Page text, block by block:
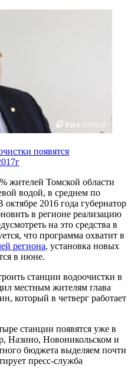
появятся
жителей Томской области
водой, в среднем по
октябре 2016 года губернатор
в регионе реализацию
на это средства в
что программа охватит в
региона, установка новых
в июне.
станции водоочистки в
местным жителям глава
который в четверг работает
станции появятся уже в
Назино, Новоникольском и
бюджета выделяем почти
пресс-служба